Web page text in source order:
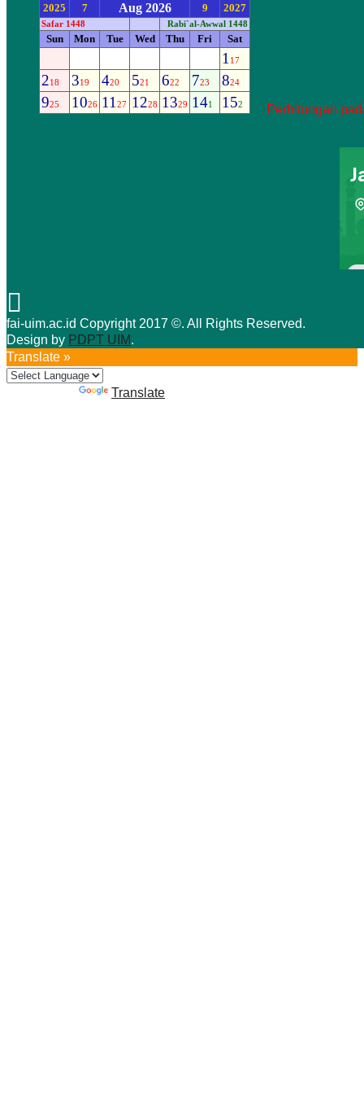
Perhitungan
fai-uim.ac.id Copyright 2017 ©. All Rights Reserved.
Design by PDPT UIM.
Translate »
Translate